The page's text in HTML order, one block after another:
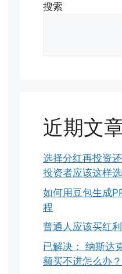
搜索
近期文
选择分红再投资
投资者应该这样选
如何用豆包生成
程
普通人应该买红
已解决： 纳斯达
额买不进怎么办？